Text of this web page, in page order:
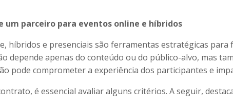
um parceiro para eventos online e híbridos
híbridos e presenciais são ferramentas estratégicas
depende apenas do conteúdo ou do público-alvo, mas
pode comprometer a experiência dos participantes e
é essencial avaliar alguns critérios. A seguir,